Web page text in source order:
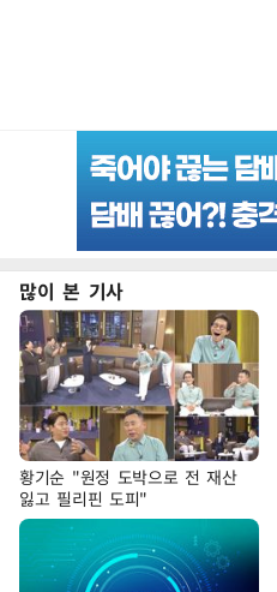
많이 본 기사
황기순 "원정 도박으로 전 재산
잃고 필리핀 도피"